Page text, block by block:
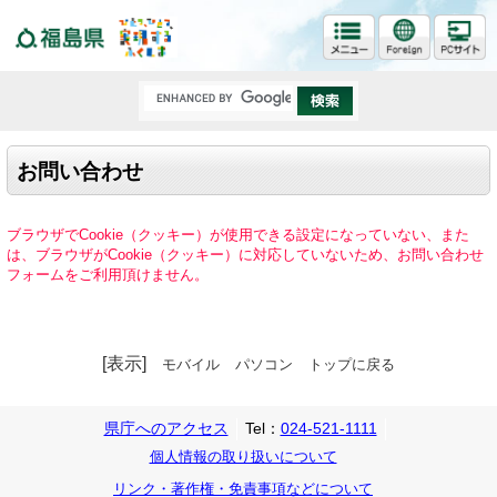
お問い合わせ
ブラウザでCookie（クッキー）が使用できる設定になっていない、また
は、ブラウザがCookie（クッキー）に対応していないため、お問い合わせ
フォームをご利用頂けません。
[表示] モバイル パソコン トップに戻る
県庁へのアクセス Tel： 024-521-1111
個人情報の取り扱いについて
リンク・著作権・免責事項などについて